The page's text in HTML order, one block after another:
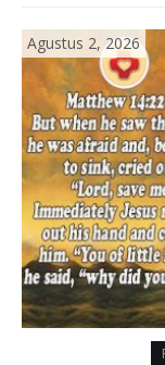
Agustus 2, 2026